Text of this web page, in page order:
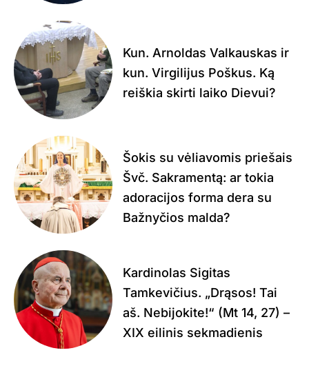
Kun. Arnoldas Valkauskas ir
kun. Virgilijus Poškus. Ką
reiškia skirti laiko Dievui?
Šokis su vėliavomis priešais
Švč. Sakramentą: ar tokia
adoracijos forma dera su
Bažnyčios malda?
Kardinolas Sigitas
Tamkevičius. „Drąsos! Tai
aš. Nebijokite!“ (Mt 14, 27) –
XIX eilinis sekmadienis